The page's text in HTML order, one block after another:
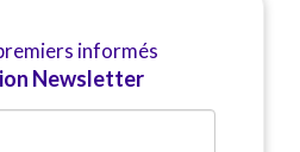
informés
Newsletter